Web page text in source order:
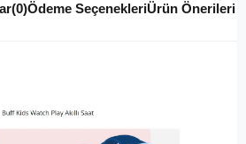
(0)Ödeme SeçenekleriÜrün Önerileri